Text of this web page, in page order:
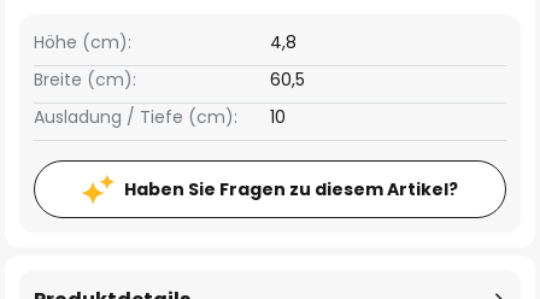
Breite (cm): 60,5
Höhe (cm): 4,8
Ausladung / Tiefe (cm): 10
Haben Sie Fragen zu diesem Artikel?